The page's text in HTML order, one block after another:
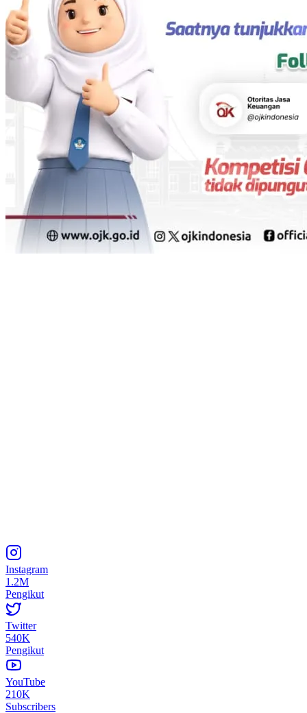
Instagram
1.2M
Pengikut
Twitter
540K
Pengikut
YouTube
210K
Subscribers